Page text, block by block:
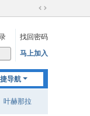
切
到
宽
找回密码
马上加入
导航
叶赫那拉